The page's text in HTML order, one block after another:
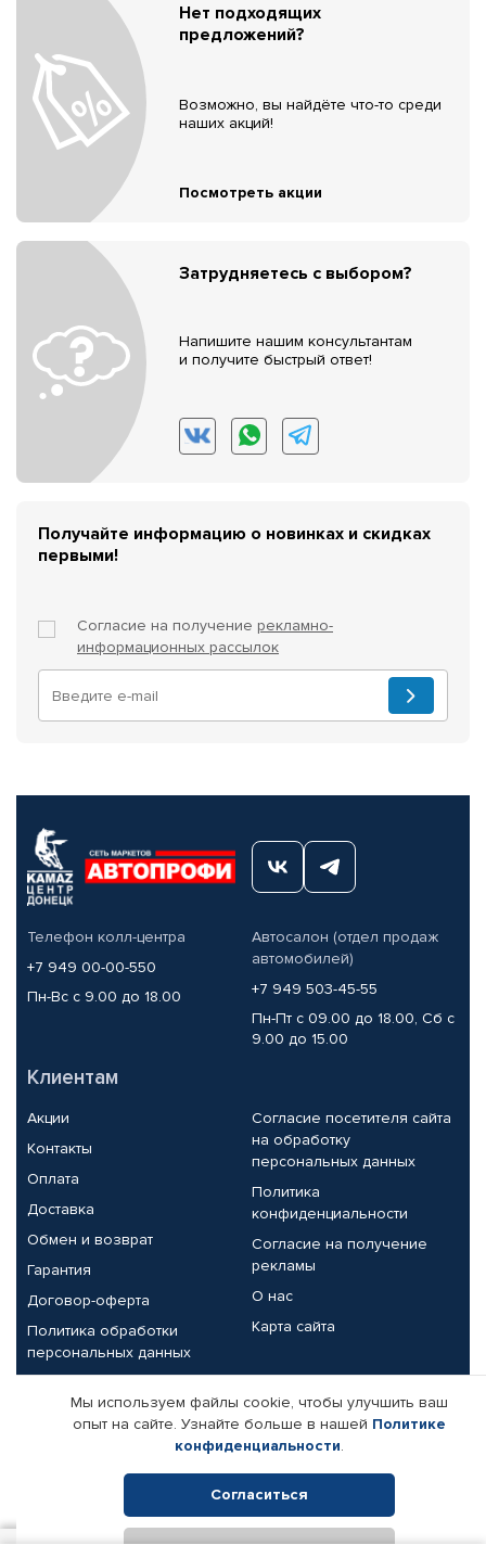
Нет подходящих
предложений?
Возможно, вы найдёте что-то среди
наших акций!
Посмотреть акции
Затрудняетесь с выбором?
Напишите нашим консультантам
и получите быстрый ответ!
Получайте информацию о новинках и скидках
первыми!
Согласие на получение рекламно-
информационных рассылок
Телефон колл-центра
+7 949 00-00-550
Пн-Вс с 9.00 до 18.00
Автосалон (отдел продаж
автомобилей)
+7 949 503-45-55
Пн-Пт с 09.00 до 18.00, Сб с
9.00 до 15.00
Клиентам
Акции
Контакты
Оплата
Доставка
Обмен и возврат
Гарантия
Договор-оферта
Политика обработки
персональных данных
Согласие посетителя сайта
на обработку
персональных данных
Политика
конфиденциальности
Согласие на получение
рекламы
О нас
Карта сайта
Партнерам
Корпоративным клиентам
Поставщикам
Реквизиты компании
Мы используем файлы cookie, чтобы улучшить ваш
опыт на сайте. Узнайте больше в нашей Политике
конфиденциальности.
Согласиться